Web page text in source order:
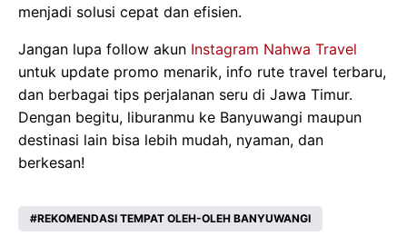
menjadi solusi cepat dan efisien.
Jangan lupa follow akun Instagram Nahwa Travel
untuk update promo menarik, info rute travel terbaru,
dan berbagai tips perjalanan seru di Jawa Timur.
Dengan begitu, liburanmu ke Banyuwangi maupun
destinasi lain bisa lebih mudah, nyaman, dan
berkesan!
REKOMENDASI TEMPAT OLEH-OLEH BANYUWANGI